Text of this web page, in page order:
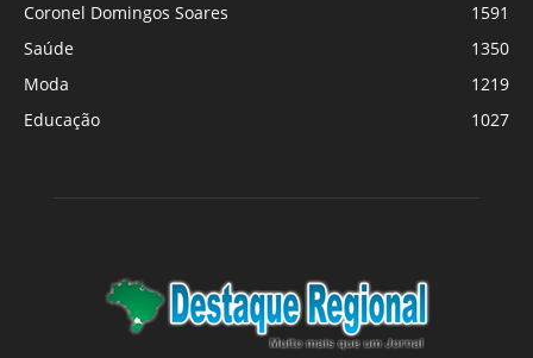
Coronel Domingos Soares
1591
Saúde
1350
Moda
1219
Educação
1027